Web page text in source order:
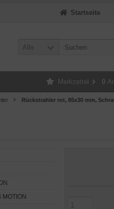
Startseite
Alle
Merkzettel 0
Rückstrahler rot, 85x30 mm,
MOTION